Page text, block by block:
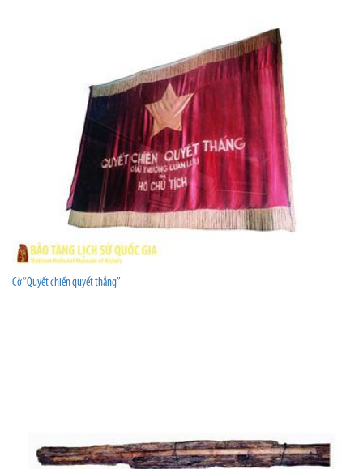
Cờ “Quyết chiến quyết thắng”